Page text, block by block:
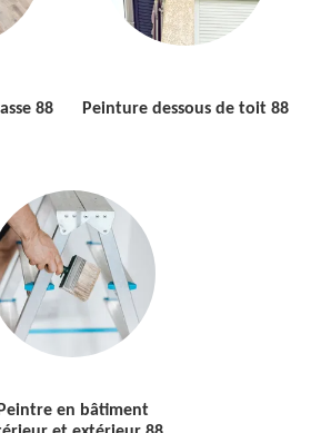
88 Peinture dessous de toit 88
Peintre en bâtiment